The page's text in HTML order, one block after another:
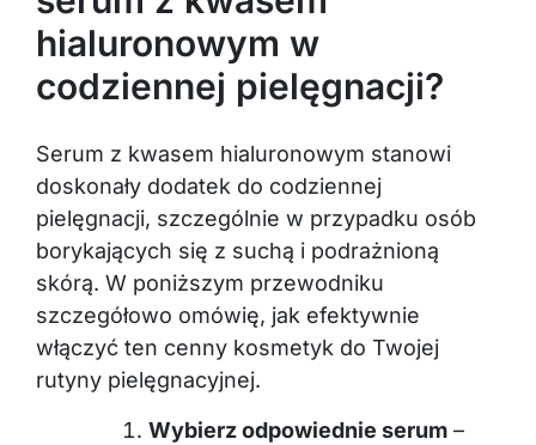
hialuronowym w
codziennej pielęgnacji?
Serum z kwasem hialuronowym stanowi
doskonały dodatek do codziennej
pielęgnacji, szczególnie w przypadku osób
borykających się z suchą i podrażnioną
skórą. W poniższym przewodniku
szczegółowo omówię, jak efektywnie
włączyć ten cenny kosmetyk do Twojej
rutyny pielęgnacyjnej.
Wybierz odpowiednie serum –